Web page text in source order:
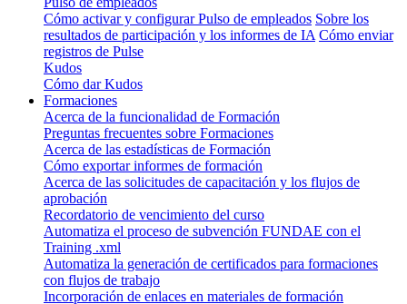
Cómo activar y configurar Pulso de empleados Sobre los
resultados de participación y los informes de IA Cómo enviar
registros de Pulse
Kudos
Cómo dar Kudos
Formaciones
Acerca de la funcionalidad de Formación
Preguntas frecuentes sobre Formaciones
Acerca de las estadísticas de Formación
Cómo exportar informes de formación
Acerca de las solicitudes de capacitación y los flujos de
aprobación
Recordatorio de vencimiento del curso
Automatiza el proceso de subvención FUNDAE con el
Training .xml
Automatiza la generación de certificados para formaciones
con flujos de trabajo
Incorporación de enlaces en materiales de formación